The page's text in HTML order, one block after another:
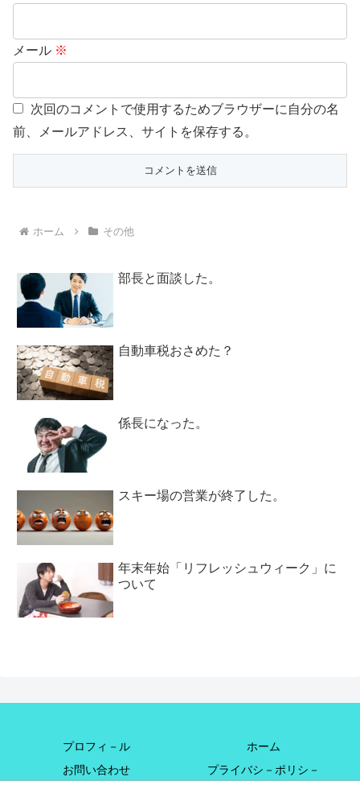
メール ※
次回のコメントで使用するためブラウザーに自分の名
前、メールアドレス、サイトを保存する。
ホーム その他
部長と面談した。
自動車税おさめた？
係長になった。
スキー場の営業が終了した。
年末年始「リフレッシュウィーク」に
ついて
プロフィ－ル
ホーム
お問い合わせ
プライバシ－ポリシ－